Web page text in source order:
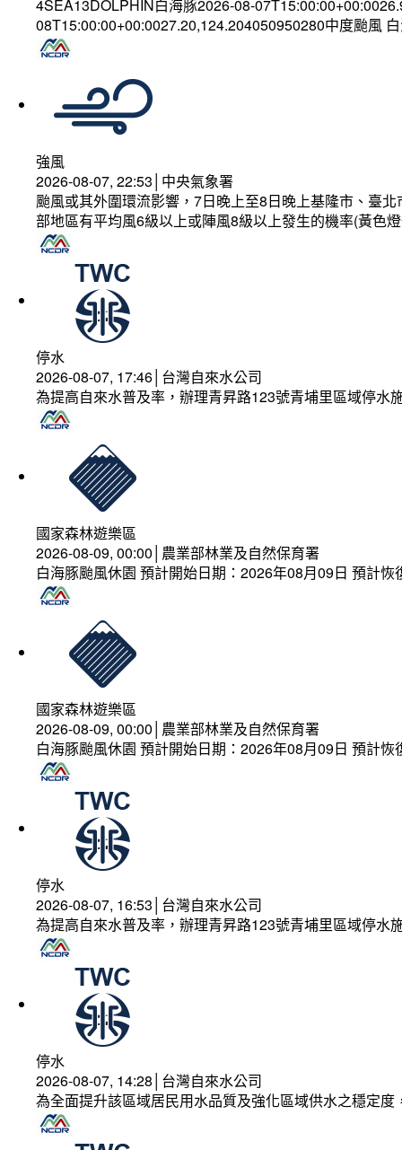
4SEA13DOLPHIN白海豚2026-08-
08T15:00:00+00:0027.20,124.204050950280中度颱風
強風
2026-08-07, 22:53│中央氣象署
颱風或其外圍環流影響，7日晚上至8日晚上基隆市、臺
部地區有平均風6級以上或陣風8級以上發生的機率(黃色
停水
2026-08-07, 17:46│台灣自來水公司
為提高自來水普及率，辦理青昇路123號青埔里區域停水
國家森林遊樂區
2026-08-09, 00:00│農業部林業及自然保育署
白海豚颱風休園 預計開始日期：2026年08月09日 預計
國家森林遊樂區
2026-08-09, 00:00│農業部林業及自然保育署
白海豚颱風休園 預計開始日期：2026年08月09日 預計
停水
2026-08-07, 16:53│台灣自來水公司
為提高自來水普及率，辦理青昇路123號青埔里區域停水
停水
2026-08-07, 14:28│台灣自來水公司
為全面提升該區域居民用水品質及強化區域供水之穩定